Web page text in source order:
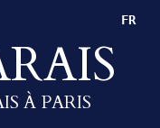
À PARIS
FR